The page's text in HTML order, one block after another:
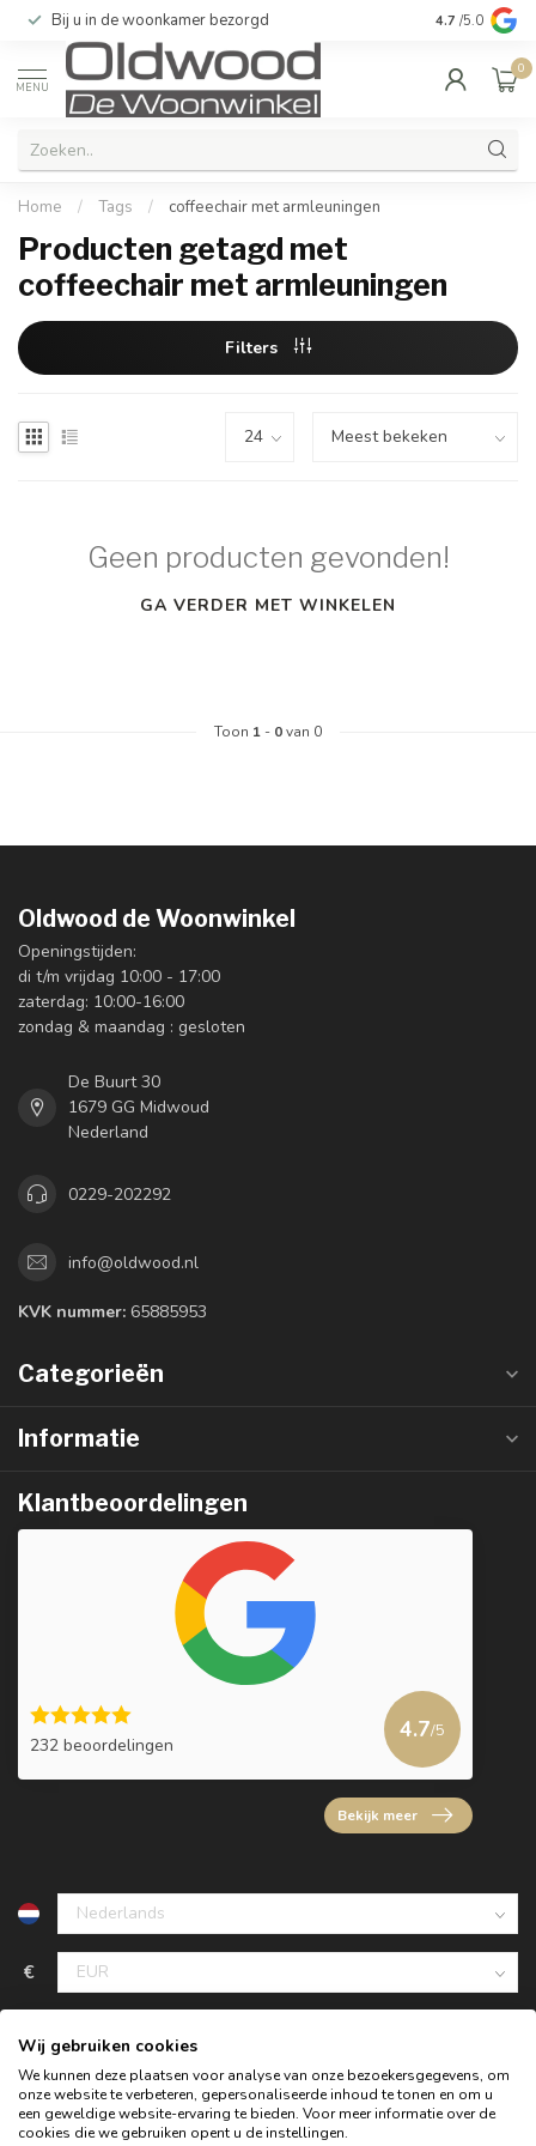
Bij u in de woonkamer bezorgd Kwaliteit &
4.7 /5.0
MENU
0
Home / Tags / coffeechair met armleuningen
Producten getagd met
coffeechair met armleuningen
Filters
Geen producten gevonden!
GA VERDER MET WINKELEN
Toon 1 - 0van 0
Oldwood de Woonwinkel
Openingstijden:
di t/m vrijdag 10:00 - 17:00
zaterdag: 10:00-16:00
zondag & maandag : gesloten
De Buurt 30
1679 GG Midwoud
Nederland
0229-202292
info@oldwood.nl
KVK nummer: 65885953
Categorieën
Informatie
Klantbeoordelingen
232 beoordelingen
4.7/5
Bekijk meer
€
Wij gebruiken cookies
We kunnen deze plaatsen voor analyse van onze bezoekersgegevens, om
onze website te verbeteren, gepersonaliseerde inhoud te tonen en om u
een geweldige website-ervaring te bieden. Voor meer informatie over de
cookies die we gebruiken opent u de instellingen.